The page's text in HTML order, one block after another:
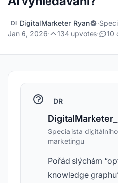
DI DigitalMarketer_Ryan ·
Jan 6, 2026· 134 upvotes· 10
DR
Specialista digitálního
marketingu
Pořád slýchám
knowledge